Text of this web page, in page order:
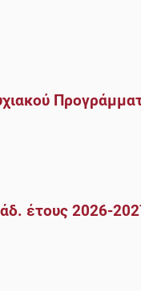
έτους 2026-